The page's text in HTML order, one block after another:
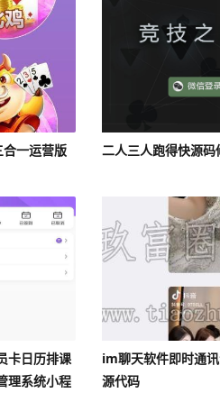
一运营版 二人三人跑得快源码
卡日历排课
理系统小程
im聊天软件即时通
源代码